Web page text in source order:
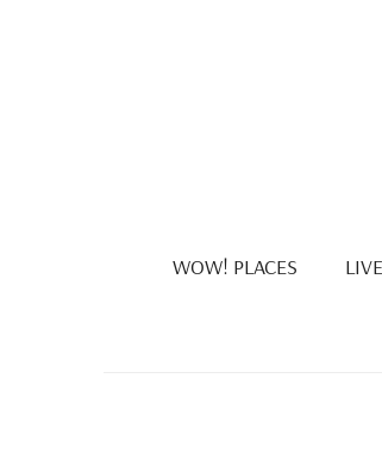
WOW! PLACES